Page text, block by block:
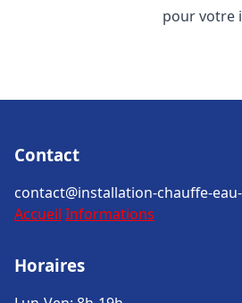
pour votre
Contact
contact@installation-chauffe-
Accueil Informations
Horaires